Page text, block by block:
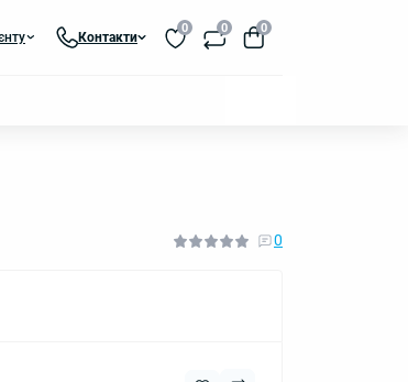
Контакти
0 0 0
0